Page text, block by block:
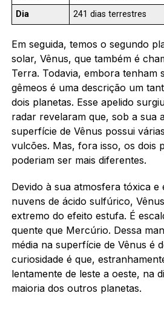
Dia
241 dias terrestres
Em seguida, temos o segundo
solar, Vênus, que também é
Terra. Todavia, embora tenham
gêmeos é uma descrição um
dois planetas. Esse apelido
radar revelaram que, sob a sua
superfície de Vênus possui
vulcões. Mas, fora isso, os dois
poderiam ser mais diferentes.
Devido à sua atmosfera tóxica e
nuvens de ácido sulfúrico,
extremo do efeito estufa. É
quente que Mercúrio. Dessa
média na superfície de Vênus é
curiosidade é que,
lentamente de leste a oeste, na
maioria dos outros planetas.